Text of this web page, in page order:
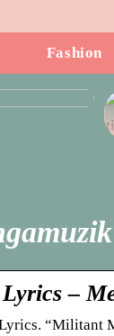
Fashion
–
“Militant